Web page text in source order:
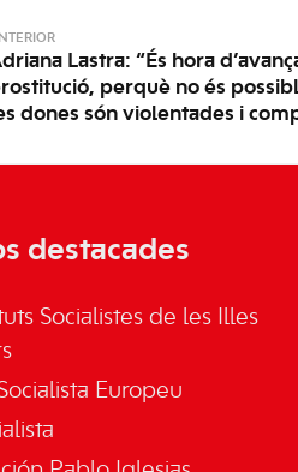
Lastra: “És hora
perquè no és
dones són violentades i
destacades
Socialistes de les Illes
Europeu